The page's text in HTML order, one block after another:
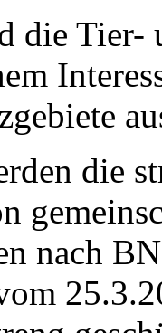
die Tier-
die
nach